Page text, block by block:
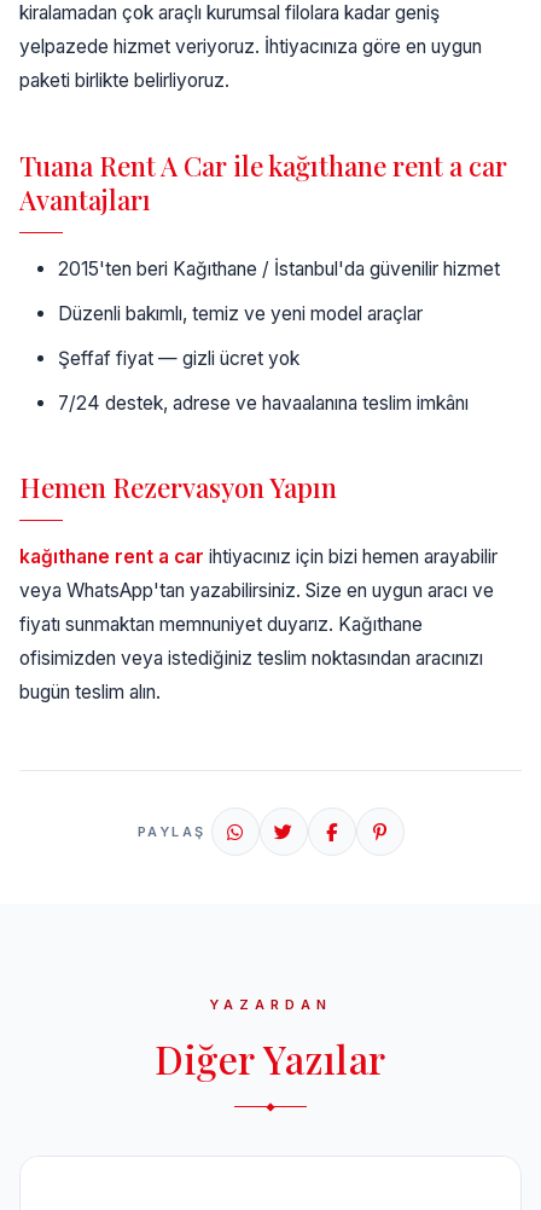
kiralamadan çok araçlı kurumsal filolara kadar geniş
yelpazede hizmet veriyoruz. İhtiyacınıza göre en uygun
paketi birlikte belirliyoruz.
Tuana Rent A Car ile kağıthane rent a car
Avantajları
2015'ten beri Kağıthane / İstanbul'da güvenilir hizmet
Düzenli bakımlı, temiz ve yeni model araçlar
Şeffaf fiyat — gizli ücret yok
7/24 destek, adrese ve havaalanına teslim imkânı
Hemen Rezervasyon Yapın
kağıthane rent a car ihtiyacınız için bizi hemen arayabilir
veya WhatsApp'tan yazabilirsiniz. Size en uygun aracı ve
fiyatı sunmaktan memnuniyet duyarız. Kağıthane
ofisimizden veya istediğiniz teslim noktasından aracınızı
bugün teslim alın.
PAYLAŞ
YAZARDAN
Diğer Yazılar